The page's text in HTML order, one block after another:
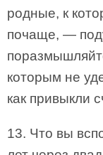
родные, к
почаще, —
которым не
как привыкли
13. Что вы